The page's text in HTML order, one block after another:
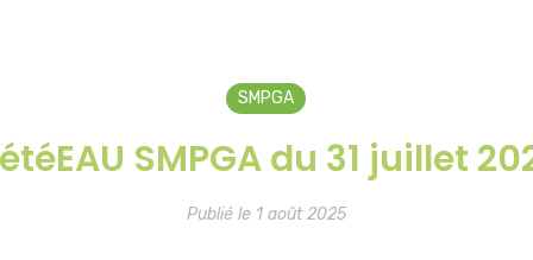
SMPGA
SMPGA du 31 juillet
Publié le 1 août 2025